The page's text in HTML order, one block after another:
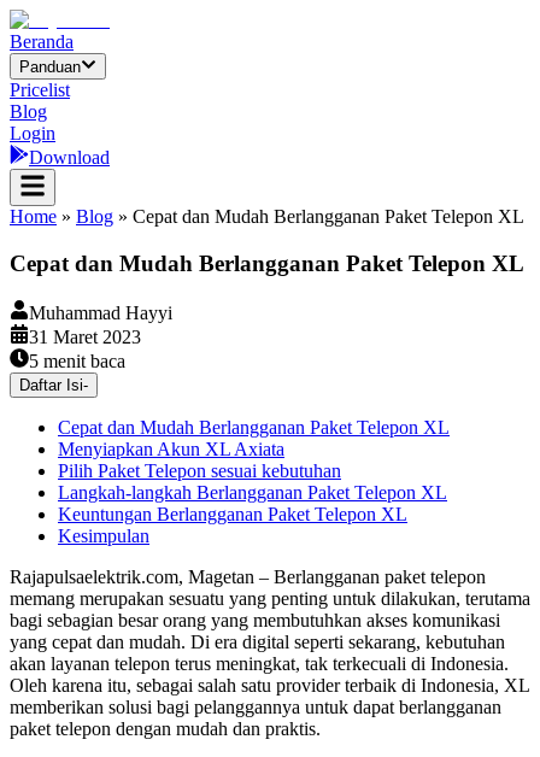
Beranda
Panduan
Pricelist
Blog
Login
Download
Home » Blog » Cepat dan Mudah Berlangganan Paket Telepon XL
Cepat dan Mudah Berlangganan Paket Telepon XL
Muhammad Hayyi
31 Maret 2023
5 menit baca
Daftar Isi-
Cepat dan Mudah Berlangganan Paket Telepon XL
Menyiapkan Akun XL Axiata
Pilih Paket Telepon sesuai kebutuhan
Langkah-langkah Berlangganan Paket Telepon XL
Keuntungan Berlangganan Paket Telepon XL
Kesimpulan
Rajapulsaelektrik.com, Magetan – Berlangganan paket telepon
memang merupakan sesuatu yang penting untuk dilakukan, terutama
bagi sebagian besar orang yang membutuhkan akses komunikasi
yang cepat dan mudah. Di era digital seperti sekarang, kebutuhan
akan layanan telepon terus meningkat, tak terkecuali di Indonesia.
Oleh karena itu, sebagai salah satu provider terbaik di Indonesia, XL
memberikan solusi bagi pelanggannya untuk dapat berlangganan
paket telepon dengan mudah dan praktis.